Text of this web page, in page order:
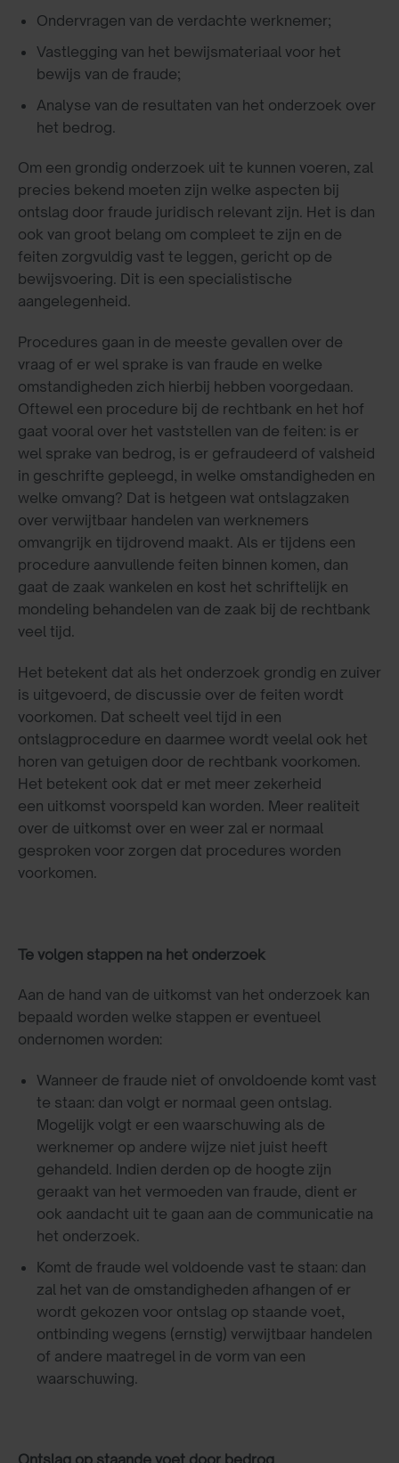
Ondervragen van de verdachte werknemer;
Vastlegging van het bewijsmateriaal voor het
bewijs van de fraude;
Analyse van de resultaten van het onderzoek over
het bedrog.
Om een grondig onderzoek uit te kunnen voeren, zal
precies bekend moeten zijn welke aspecten bij
ontslag door fraude juridisch relevant zijn. Het is dan
ook van groot belang om compleet te zijn en de
feiten zorgvuldig vast te leggen, gericht op de
bewijsvoering. Dit is een specialistische
aangelegenheid.
Procedures gaan in de meeste gevallen over de
vraag of er wel sprake is van fraude en welke
omstandigheden zich hierbij hebben voorgedaan.
Oftewel een procedure bij de rechtbank en het hof
gaat vooral over het vaststellen van de feiten: is er
wel sprake van bedrog, is er gefraudeerd of valsheid
in geschrifte gepleegd, in welke omstandigheden en
welke omvang? Dat is hetgeen wat ontslagzaken
over verwijtbaar handelen van werknemers
omvangrijk en tijdrovend maakt. Als er tijdens een
procedure aanvullende feiten binnen komen, dan
gaat de zaak wankelen en kost het schriftelijk en
mondeling behandelen van de zaak bij de rechtbank
veel tijd.
Het betekent dat als het onderzoek grondig en zuiver
is uitgevoerd, de discussie over de feiten wordt
voorkomen. Dat scheelt veel tijd in een
ontslagprocedure en daarmee wordt veelal ook het
horen van getuigen door de rechtbank voorkomen.
Het betekent ook dat er met meer zekerheid
een uitkomst voorspeld kan worden. Meer realiteit
over de uitkomst over en weer zal er normaal
gesproken voor zorgen dat procedures worden
voorkomen.
Te volgen stappen na het onderzoek
Aan de hand van de uitkomst van het onderzoek kan
bepaald worden welke stappen er eventueel
ondernomen worden:
Wanneer de fraude niet of onvoldoende komt vast
te staan: dan volgt er normaal geen ontslag.
Mogelijk volgt er een waarschuwing als de
werknemer op andere wijze niet juist heeft
gehandeld. Indien derden op de hoogte zijn
geraakt van het vermoeden van fraude, dient er
ook aandacht uit te gaan aan de communicatie na
het onderzoek.
Komt de fraude wel voldoende vast te staan: dan
zal het van de omstandigheden afhangen of er
wordt gekozen voor ontslag op staande voet,
ontbinding wegens (ernstig) verwijtbaar handelen
of andere maatregel in de vorm van een
waarschuwing.